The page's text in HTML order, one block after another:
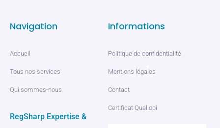
Navigation
Accueil
Tous nos services
Qui sommes-nous
RegSharp Expertise &
Informations
Politique de confidentialité
Mentions légales
Contact
Certificat Qualiopi